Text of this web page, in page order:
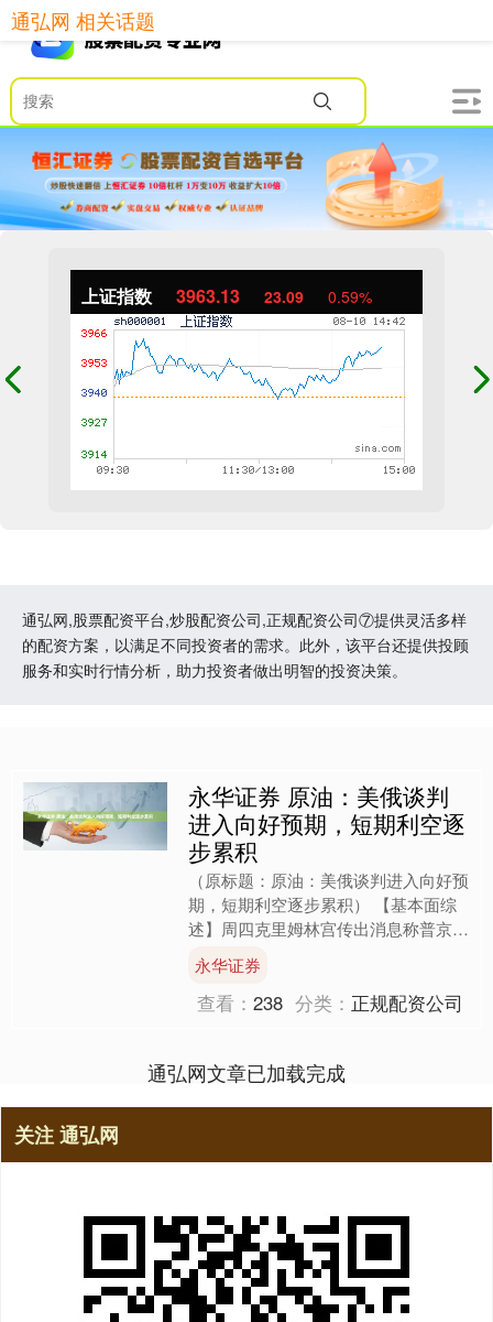
上证指数 3963.13 23.09 0.59%
通弘网,股票配资平台,炒股配资公司,正规配资公司⑦提供灵活多样
的配资方案，以满足不同投资者的需求。此外，该平台还提供投顾
服务和实时行情分析，助力投资者做出明智的投资决策。
通弘网 相关话题
永华证券 原油：美俄谈判
进入向好预期，短期利空逐
步累积
（原标题：原油：美俄谈判进入向好预
期，短期利空逐步累积） 【基本面综
述】周四克里姆林宫传出消息称普京和
特朗普已达成协议，将在未来几天举行
会晤，双方已开始就细节展....
永华证券
查看：238 分类： 正规配资公司
通弘网文章已加载完成
关注 通弘网